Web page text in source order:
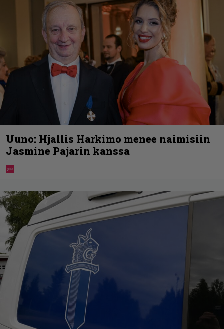
Uuno: Hjallis Harkimo menee naimisiin
Jasmine Pajarin kanssa